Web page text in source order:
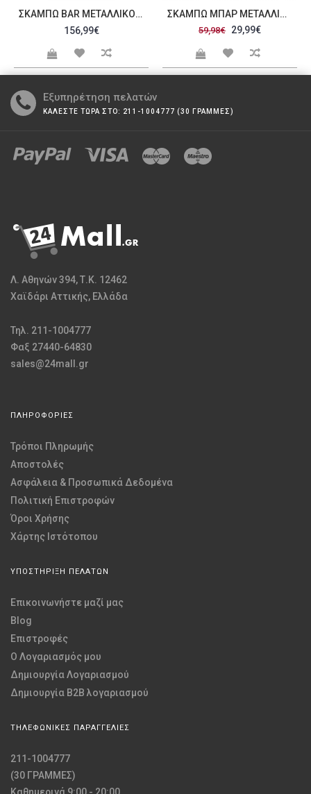
ΣΚΑΜΠΏ BAR ΜΕΤΑΛΛΙΚΌ 161AG
156,99€
ΣΚΑΜΠΏ ΜΠΑΡ ΜΕΤΑΛΛΙΚΌ ANTIQUE BLACK ΣΥΣΚΕΥΑΣΊΑ C9731
59,98€ 29,99€
Εξυπηρέτηση πελατών
ΚΑΛΕΣΤΕ ΤΩΡΑ ΣΤΟ: 211-1004777 (30 ΓΡΑΜΜΕΣ)
Λ. Αθηνών 394, Τ.Κ. 12462
Χαϊδάρι Αττικής, Ελλάδα
Τηλ. 211-1004777
Φαξ 27440-64830
sales@24mall.gr
ΠΛΗΡΟΦΟΡΙΕΣ
Τρόποι Πληρωμής
Αποστολές
Ασφάλεια & Προσωπικά Δεδομένα
Πολιτική Επιστροφών
Όροι Χρήσης
Χάρτης Ιστότοπου
ΥΠΟΣΤΗΡΙΞΗ ΠΕΛΑΤΩΝ
Επικοινωνήστε μαζί μας
Blog
Επιστροφές
O Λογαριασμός μου
Δημιουργία Λογαριασμού
Δημιουργία B2B λογαριασμού
ΤΗΛΕΦΩΝΙΚΕΣ ΠΑΡΑΓΓΕΛΙΕΣ
211-1004777
(30 ΓΡΑΜΜΕΣ)